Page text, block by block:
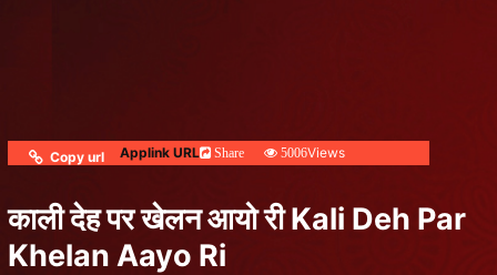
Copy url Applink URL Share 5006Views
काली देह पर खेलन आयो री Kali Deh Par
Khelan Aayo Ri